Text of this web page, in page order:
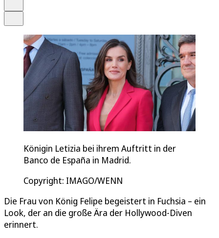
Königin Letizia bei ihrem Auftritt in der
Banco de España in Madrid.
Copyright: IMAGO/WENN
Die Frau von König Felipe begeistert in Fuchsia – ein
Look, der an die große Ära der Hollywood-Diven
erinnert.